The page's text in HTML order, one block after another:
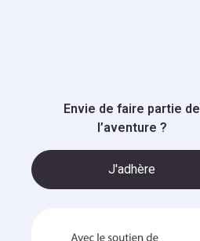
Envie de faire partie de
l’aventure ?
J'adhère